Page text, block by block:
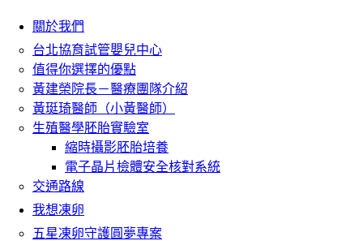
關於我們
台北協育試管嬰兒中心
值得你選擇的優點
黃建榮院長－醫療團隊介紹
黃珽琦醫師（小黃醫師）
生殖醫學胚胎實驗室
縮時攝影胚胎培養
電子晶片檢體安全核對系統
交通路線
我想凍卵
五星凍卵守護圓夢專案